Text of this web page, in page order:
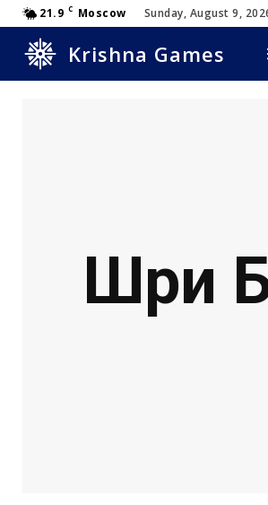
21.9 C Moscow Sunday, August 9,
Krishna Games
Шри